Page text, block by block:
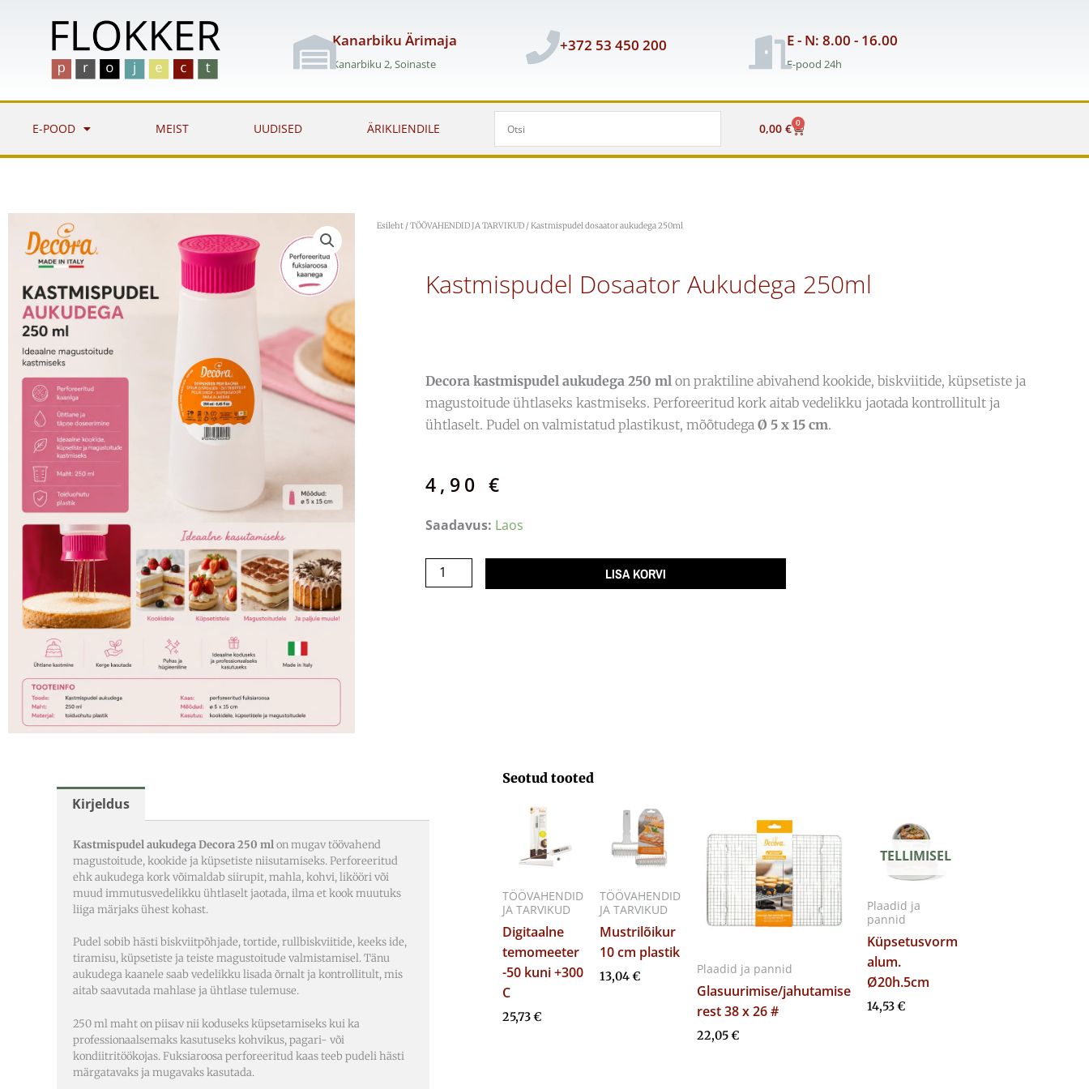
Kanarbiku Ärimaja
Kanarbiku 2, Soinaste
+372 53 450 200 E - N: 8.00 - 16.00
E-pood 24h
E-POOD MEIST UUDISED ÄRIKLIENDILE 0,00 € 0
Cart
Esileht/TÖÖVAHENDID JA TARVIKUD/ Kastmispudel dosaator aukudega 250ml
Kastmispudel Dosaator Aukudega 250ml
Decora kastmispudel aukudega 250 mlon praktiline abivahend kookide, biskviitide, küpsetiste ja
magustoitude ühtlaseks kastmiseks. Perforeeritud kork aitab vedelikku jaotada kontrollitult ja
ühtlaselt. Pudel on valmistatud plastikust, mõõtudega Ø 5 x 15 cm.
4,90 €
Saadavus: Laos
Kastmispudel
aukudega
250ml
LISA KORVI
Kirjeldus
Kastmispudel aukudega Decora 250 mlon mugav töövahend
magustoitude, kookide ja küpsetiste niisutamiseks. Perforeeritud
ehk aukudega kork võimaldab siirupit, mahla, kohvi, likööri või
muud immutusvedelikku ühtlaselt jaotada, ilma et kook muutuks
liiga märjaks ühest kohast.
Pudel sobib hästi biskviitpõhjade, tortide, rullbiskviitide, keeks ide,
tiramisu, küpsetiste ja teiste magustoitude valmistamisel. Tänu
aukudega kaanele saab vedelikku lisada õrnalt ja kontrollitult, mis
aitab saavutada mahlase ja ühtlase tulemuse.
250 ml maht on piisav nii koduseks küpsetamiseks kui ka
professionaalsemaks kasutuseks kohvikus, pagari- või
kondiitritöökojas. Fuksiaroosa perforeeritud kaas teeb pudeli hästi
märgatavaks ja mugavaks kasutada.
Seotud tooted
TÖÖVAHENDID
JA TARVIKUD
Digitaalne
temomeeter
-50 kuni +300
C
25,73€
TÖÖVAHENDID
JA TARVIKUD
Mustrilõikur
10 cm plastik
13,04€ Plaadid ja pannid
Glasuurimise/jahutamise
rest 38 x 26 #
22,05€
TELLIMISEL
Plaadid ja
pannid
Küpsetusvorm
alum.
Ø20h.5cm
14,53€